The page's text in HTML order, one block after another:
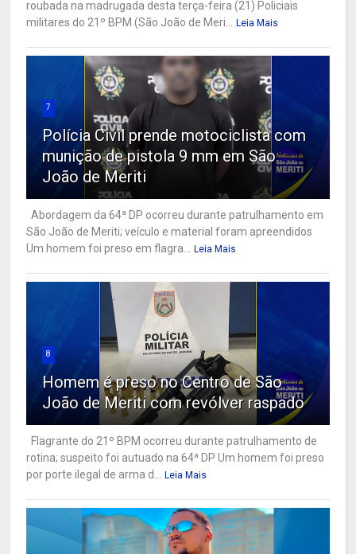
roubada na madrugada desta terça-feira (21) Policiais
militares do 21º BPM (São João de Meri... Leia Mais
7
Polícia Civil prende motociclista com
munição de pistola 9 mm em São
João de Meriti
Abordagem da 64ª DP ocorreu durante patrulhamento em
São João de Meriti; veículo e material foram apreendidos
Um homem foi preso em flagra... Leia Mais
8
Homem é preso no Centro de São
João de Meriti com revólver raspado
Flagrante do 21º BPM ocorreu durante patrulhamento de
rotina; suspeito foi autuado na 64ª DP Um homem foi preso
por porte ilegal de arma d... Leia Mais